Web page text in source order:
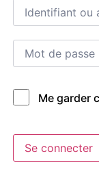
Me garder
Se connecter